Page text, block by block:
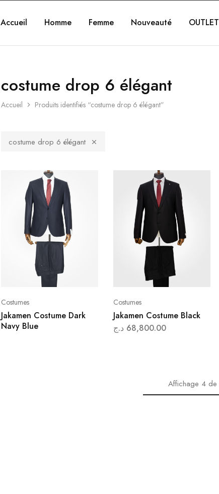
Accueil Homme Femme Nouveauté OUTLET
costume drop 6 élégant
Accueil Produits identifiés “costume drop 6 élégant”
costume drop 6 élégant
Costumes
Jakamen Costume Dark
Navy Blue
Costumes
Jakamen Costume Black
68,800.00 د.ج
Affichage 4de